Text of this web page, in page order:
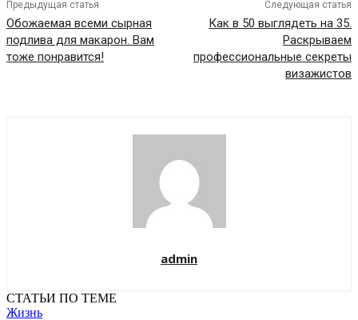
Предыдущая статья
Обожаемая всеми сырная
подлива для макарон. Вам
тоже понравится!
Следующая статья
Как в 50 выглядеть на 35.
Раскрываем
профессиональные секреты
визажистов
admin
СТАТЬИ ПО ТЕМЕ
Жизнь